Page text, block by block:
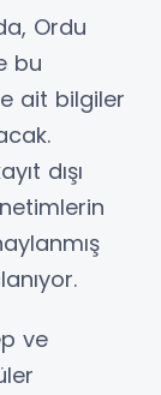
Ordu
bu
ait bilgiler
dışı
ve